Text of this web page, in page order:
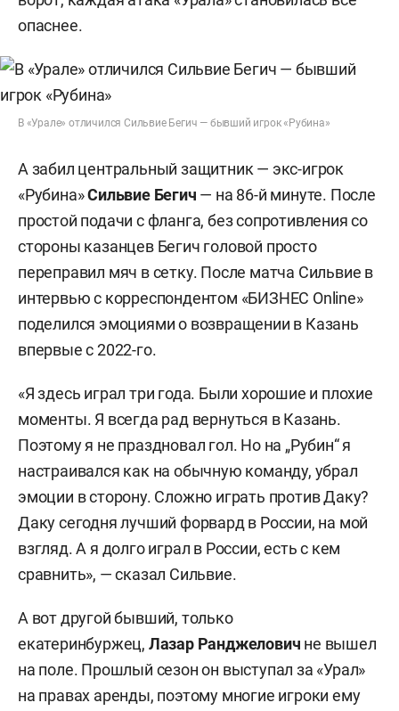
опаснее.
В «Урале» отличился Сильвие Бегич — бывший игрок «Рубина»
А забил центральный защитник — экс-игрок
«Рубина»Сильвие Бегич — на 86-й минуте. После
простой подачи с фланга, без сопротивления со
стороны казанцев Бегич головой просто
переправил мяч в сетку. После матча Сильвие в
интервью с корреспондентом «БИЗНЕС Online»
поделился эмоциями о возвращении в Казань
впервые с 2022-го.
«Я здесь играл три года. Были хорошие и плохие
моменты. Я всегда рад вернуться в Казань.
Поэтому я не праздновал гол. Но на „Рубин“ я
настраивался как на обычную команду, убрал
эмоции в сторону. Сложно играть против Даку?
Даку сегодня лучший форвард в России, на мой
взгляд. А я долго играл в России, есть с кем
сравнить», — сказал Сильвие.
А вот другой бывший, только
екатеринбуржец, Лазар Ранджелович не вышел
на поле. Прошлый сезон он выступал за «Урал»
на правах аренды, поэтому многие игроки ему